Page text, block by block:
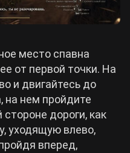
место спавна
от первой точки. На
и двигайтесь до
на нем пройдите
дороги, как
уходящую влево,
вперед,